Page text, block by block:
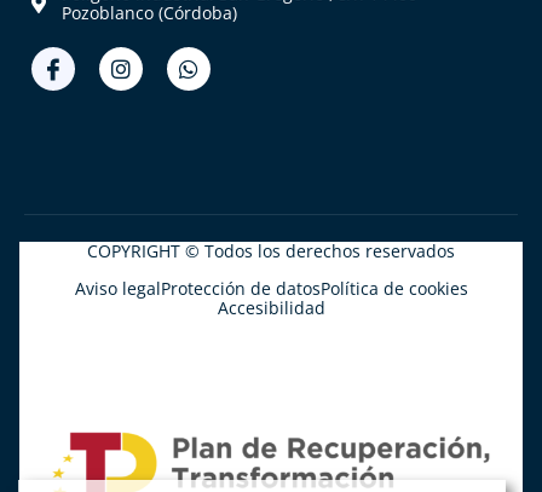
Pozoblanco (Córdoba)
COPYRIGHT © Todos los derechos reservados
Aviso legalProtección de datosPolítica de cookies
Accesibilidad